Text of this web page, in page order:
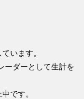
います。
ーダーとして生計を
です。